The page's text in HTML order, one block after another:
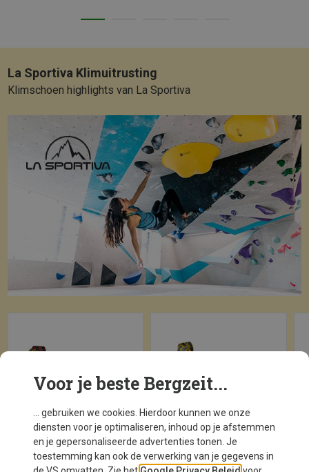
La Sportiva Klimuitrusting
Klimschoen highlights van La Sportiva
Voor je beste Bergzeit...
... gebruiken we cookies. Hierdoor kunnen we onze
diensten voor je optimaliseren, inhoud op je afstemmen
en je gepersonaliseerde advertenties tonen. Je
toestemming kan ook de verwerking van je gegevens in